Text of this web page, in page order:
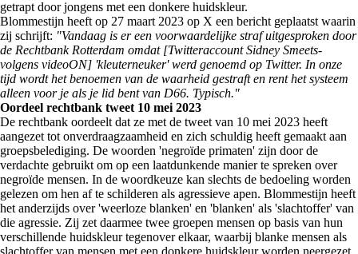
getrapt door jongens met een donkere huidskleur.
Blommestijn heeft op 27 maart 2023 op X een bericht geplaatst waarin
zij schrijft: "Vandaag is er een voorwaardelijke straf uitgesproken door
de Rechtbank Rotterdam omdat [Twitteraccount Sidney Smeets-
volgens videoON] 'kleuterneuker' werd genoemd op Twitter. In onze
tijd wordt het benoemen van de waarheid gestraft en rent het systeem
alleen voor je als je lid bent van D66. Typisch."
Oordeel rechtbank tweet 10 mei 2023
De rechtbank oordeelt dat ze met de tweet van 10 mei 2023 heeft
aangezet tot onverdraagzaamheid en zich schuldig heeft gemaakt aan
groepsbelediging. De woorden 'negroïde primaten' zijn door de
verdachte gebruikt om op een laatdunkende manier te spreken over
negroïde mensen. In de woordkeuze kan slechts de bedoeling worden
gelezen om hen af te schilderen als agressieve apen. Blommestijn heeft
het anderzijds over 'weerloze blanken' en 'blanken' als 'slachtoffer' van
die agressie. Zij zet daarmee twee groepen mensen op basis van hun
verschillende huidskleur tegenover elkaar, waarbij blanke mensen als
slachtoffer van mensen met een donkere huidskleur worden neergezet.